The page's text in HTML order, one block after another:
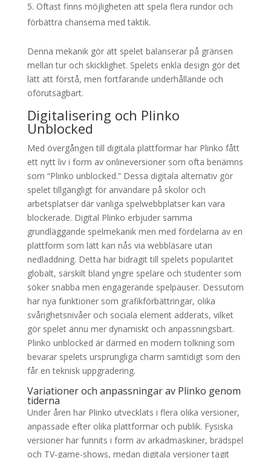
Oftast finns möjligheten att spela flera rundor och
förbättra chanserna med taktik.
Denna mekanik gör att spelet balanserar på gränsen
mellan tur och skicklighet. Spelets enkla design gör det
lätt att förstå, men fortfarande underhållande och
oförutsägbart.
Digitalisering och Plinko
Unblocked
Med övergången till digitala plattformar har Plinko fått
ett nytt liv i form av onlineversioner som ofta benämns
som “Plinko unblocked.” Dessa digitala alternativ gör
spelet tillgängligt för användare på skolor och
arbetsplatser där vanliga spelwebbplatser kan vara
blockerade. Digital Plinko erbjuder samma
grundläggande spelmekanik men med fördelarna av en
plattform som lätt kan nås via webbläsare utan
nedladdning. Detta har bidragit till spelets popularitet
globalt, särskilt bland yngre spelare och studenter som
söker snabba men engagerande spelpauser. Dessutom
har nya funktioner som grafikförbättringar, olika
svårighetsnivåer och sociala element adderats, vilket
gör spelet ännu mer dynamiskt och anpassningsbart.
Plinko unblocked är därmed en modern tolkning som
bevarar spelets ursprungliga charm samtidigt som den
får en teknisk uppgradering.
Variationer och anpassningar av Plinko genom
tiderna
Under åren har Plinko utvecklats i flera olika versioner,
anpassade efter olika plattformar och publik. Fysiska
versioner har funnits i form av arkadmaskiner, brädspel
och TV-game-shows, medan digitala versioner tagit